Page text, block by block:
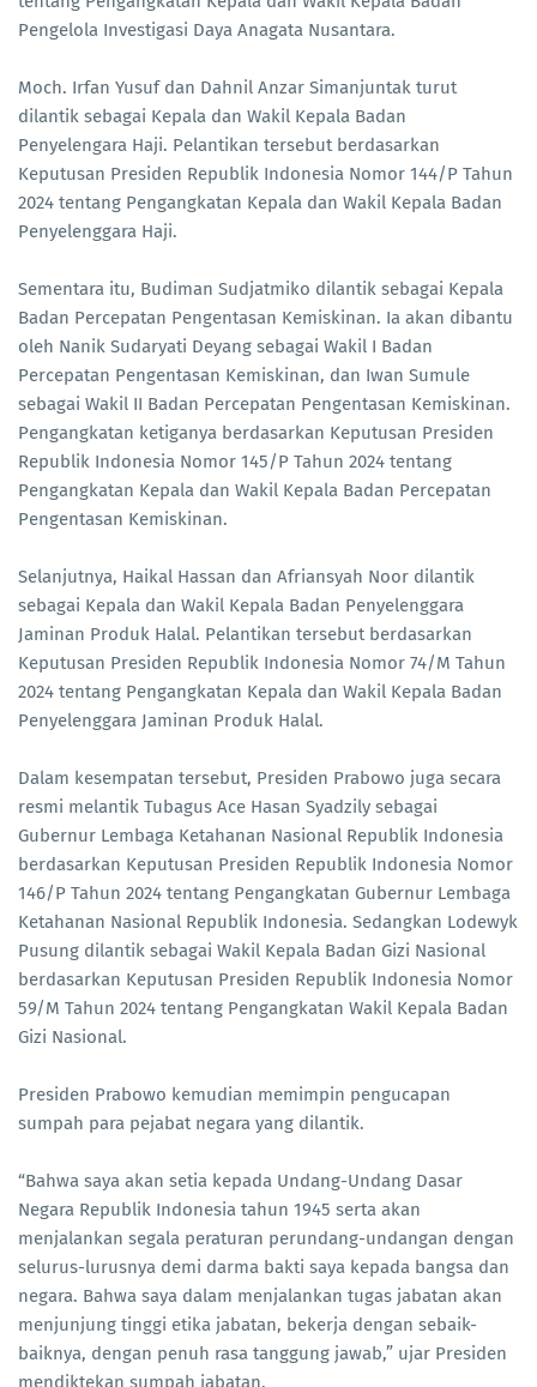
Pengelola Investigasi Daya Anagata Nusantara.
Moch. Irfan Yusuf dan Dahnil Anzar Simanjuntak turut
dilantik sebagai Kepala dan Wakil Kepala Badan
Penyelengara Haji. Pelantikan tersebut berdasarkan
Keputusan Presiden Republik Indonesia Nomor 144/P Tahun
2024 tentang Pengangkatan Kepala dan Wakil Kepala Badan
Penyelenggara Haji.
Sementara itu, Budiman Sudjatmiko dilantik sebagai Kepala
Badan Percepatan Pengentasan Kemiskinan. Ia akan dibantu
oleh Nanik Sudaryati Deyang sebagai Wakil I Badan
Percepatan Pengentasan Kemiskinan, dan Iwan Sumule
sebagai Wakil II Badan Percepatan Pengentasan Kemiskinan.
Pengangkatan ketiganya berdasarkan Keputusan Presiden
Republik Indonesia Nomor 145/P Tahun 2024 tentang
Pengangkatan Kepala dan Wakil Kepala Badan Percepatan
Pengentasan Kemiskinan.
Selanjutnya, Haikal Hassan dan Afriansyah Noor dilantik
sebagai Kepala dan Wakil Kepala Badan Penyelenggara
Jaminan Produk Halal. Pelantikan tersebut berdasarkan
Keputusan Presiden Republik Indonesia Nomor 74/M Tahun
2024 tentang Pengangkatan Kepala dan Wakil Kepala Badan
Penyelenggara Jaminan Produk Halal.
Dalam kesempatan tersebut, Presiden Prabowo juga secara
resmi melantik Tubagus Ace Hasan Syadzily sebagai
Gubernur Lembaga Ketahanan Nasional Republik Indonesia
berdasarkan Keputusan Presiden Republik Indonesia Nomor
146/P Tahun 2024 tentang Pengangkatan Gubernur Lembaga
Ketahanan Nasional Republik Indonesia. Sedangkan Lodewyk
Pusung dilantik sebagai Wakil Kepala Badan Gizi Nasional
berdasarkan Keputusan Presiden Republik Indonesia Nomor
59/M Tahun 2024 tentang Pengangkatan Wakil Kepala Badan
Gizi Nasional.
Presiden Prabowo kemudian memimpin pengucapan
sumpah para pejabat negara yang dilantik.
“Bahwa saya akan setia kepada Undang-Undang Dasar
Negara Republik Indonesia tahun 1945 serta akan
menjalankan segala peraturan perundang-undangan dengan
selurus-lurusnya demi darma bakti saya kepada bangsa dan
negara. Bahwa saya dalam menjalankan tugas jabatan akan
menjunjung tinggi etika jabatan, bekerja dengan sebaik-
baiknya, dengan penuh rasa tanggung jawab,” ujar Presiden
mendiktekan sumpah jabatan.